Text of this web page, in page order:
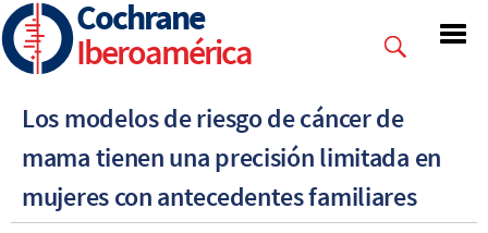
Skip
to
main
Cochrane
Iberoamérica
Los modelos de riesgo de cáncer de
mama tienen una precisión limitada en
mujeres con antecedentes familiares